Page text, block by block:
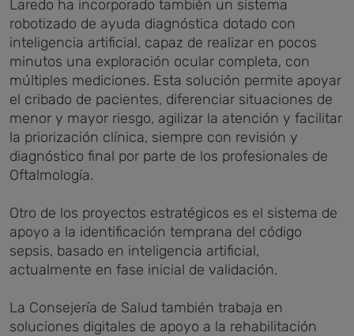
Laredo ha incorporado también un sistema
robotizado de ayuda diagnóstica dotado con
inteligencia artificial, capaz de realizar en pocos
minutos una exploración ocular completa, con
múltiples mediciones. Esta solución permite apoyar
el cribado de pacientes, diferenciar situaciones de
menor y mayor riesgo, agilizar la atención y facilitar
la priorización clínica, siempre con revisión y
diagnóstico final por parte de los profesionales de
Oftalmología.
Otro de los proyectos estratégicos es el sistema de
apoyo a la identificación temprana del código
sepsis, basado en inteligencia artificial,
actualmente en fase inicial de validación.
La Consejería de Salud también trabaja en
soluciones digitales de apoyo a la rehabilitación